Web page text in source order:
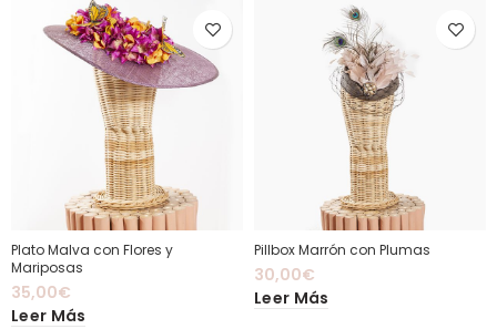
Plato Malva con Flores y
Mariposas
35,00€
Leer Más
Pillbox Marrón con Plumas
30,00€
Leer Más